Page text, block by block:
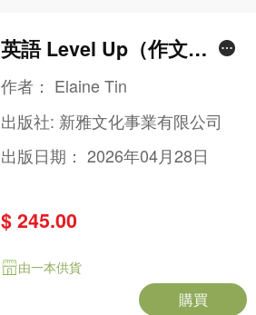
英語 Level Up（作文
篇）：小學英語Writing王套
裝（一套3冊）
作者： Elaine Tin
出版社: 新雅文化事業有限公司
出版日期：2026年04月28日
$ 245.00
由一本供貨
購買